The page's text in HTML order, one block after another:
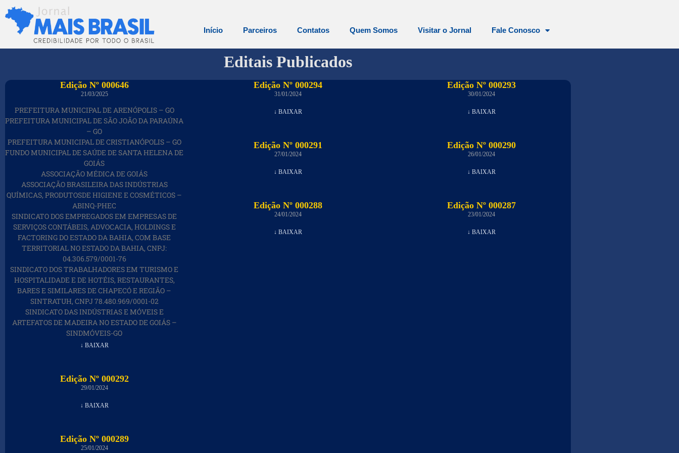
Início Parceiros Contatos Quem Somos Visitar o Jornal Fale Conosco
Editais Publicados
Edição Nº 000646
21/03/2025
PREFEITURA MUNICIPAL DE ARENÓPOLIS – GO
PREFEITURA MUNICIPAL DE SÃO JOÃO DA PARAÚNA
– GO
PREFEITURA MUNICIPAL DE CRISTIANÓPOLIS – GO
FUNDO MUNICIPAL DE SAÚDE DE SANTA HELENA DE
GOIÁS
ASSOCIAÇÃO MÉDICA DE GOIÁS
ASSOCIAÇÃO BRASILEIRA DAS INDÚSTRIAS
QUÍMICAS, PRODUTOSDE HIGIENE E COSMÉTICOS –
ABINQ-PHEC
SINDICATO DOS EMPREGADOS EM EMPRESAS DE
SERVIÇOS CONTÁBEIS, ADVOCACIA, HOLDINGS E
FACTORING DO ESTADO DA BAHIA, COM BASE
TERRITORIAL NO ESTADO DA BAHIA, CNPJ:
04.306.579/0001-76
SINDICATO DOS TRABALHADORES EM TURISMO E
HOSPITALIDADE E DE HOTÉIS, RESTAURANTES,
BARES E SIMILARES DE CHAPECÓ E REGIÃO –
SINTRATUH, CNPJ 78.480.969/0001-02
SINDICATO DAS INDÚSTRIAS E MÓVEIS E
ARTEFATOS DE MADEIRA NO ESTADO DE GOIÁS –
SINDMÓVEIS-GO
↓ BAIXAR
Edição Nº 000294
31/01/2024
↓ BAIXAR
Edição Nº 000293
30/01/2024
↓ BAIXAR
Edição Nº 000292
29/01/2024
↓ BAIXAR
Edição Nº 000291
27/01/2024
↓ BAIXAR
Edição Nº 000290
26/01/2024
↓ BAIXAR
Edição Nº 000289
25/01/2024
Edição Nº 000288
24/01/2024
↓ BAIXAR
Edição Nº 000287
23/01/2024
↓ BAIXAR